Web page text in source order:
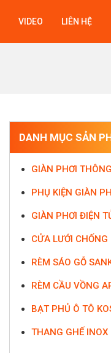
VIDEO LIÊN HỆ
DANH MỤC SẢN
GIÀN PHƠI
PHỤ KIỆN GIÀN
GIÀN PHƠI ĐIỆN
CỬA LƯỚI CHỐNG
RÈM SÁO GỖ
RÈM CẦU VỒNG
BẠT PHỦ Ô TÔ
THANG GHẾ INOX